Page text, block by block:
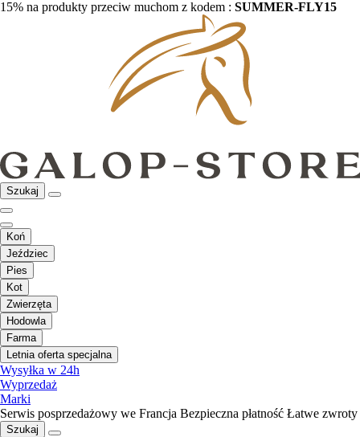
15% na produkty przeciw muchom z kodem : SUMMER-FLY15
Szukaj
Koń
Jeździec
Pies
Kot
Zwierzęta
Hodowla
Farma
Letnia oferta specjalna
Wysyłka w 24h
Wyprzedaż
Marki
Serwis posprzedażowy we Francja Bezpieczna płatność Łatwe zwroty
Szukaj